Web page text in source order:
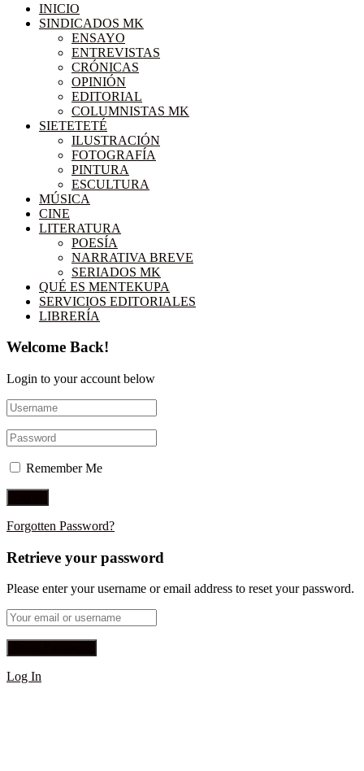
INICIO
SINDICADOS MK
ENSAYO
ENTREVISTAS
CRÓNICAS
OPINIÓN
EDITORIAL
COLUMNISTAS MK
SIETETETÉ
ILUSTRACIÓN
FOTOGRAFÍA
PINTURA
ESCULTURA
MÚSICA
CINE
LITERATURA
POESÍA
NARRATIVA BREVE
SERIADOS MK
QUÉ ES MENTEKUPA
SERVICIOS EDITORIALES
LIBRERÍA
Welcome Back!
Login to your account below
Remember Me
Forgotten Password?
Retrieve your password
Please enter your username or email address to reset your password.
Log In